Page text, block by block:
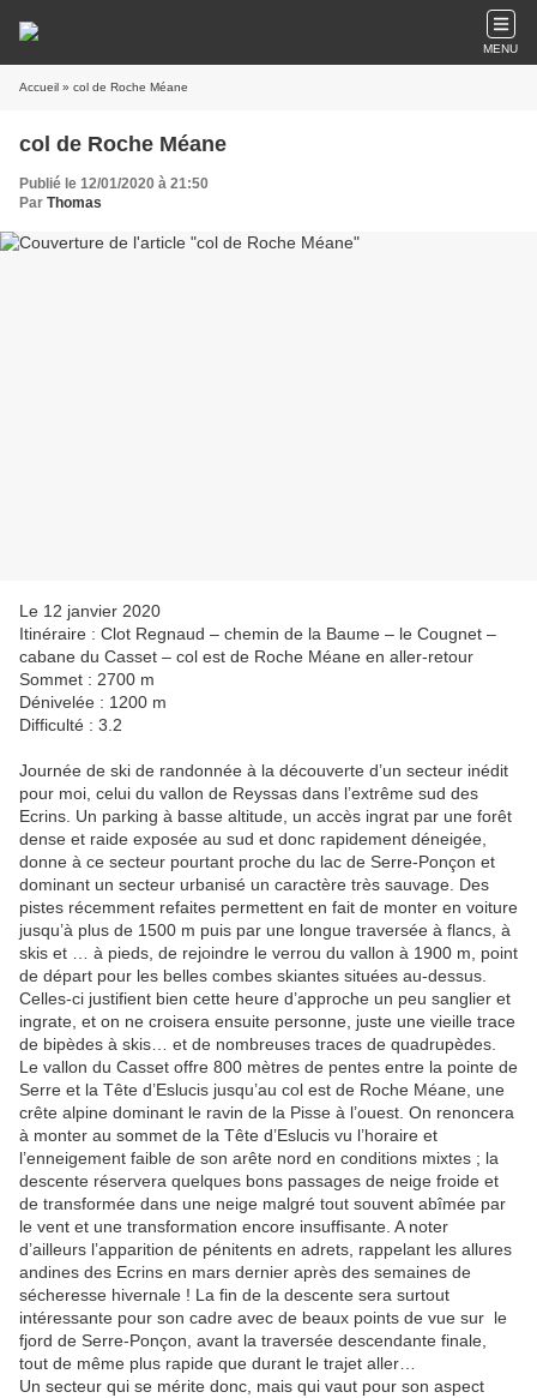
MENU
Accueil » col de Roche Méane
col de Roche Méane
Publié le 12/01/2020 à 21:50
Par Thomas
Le 12 janvier 2020
Itinéraire : Clot Regnaud – chemin de la Baume – le Cougnet –
cabane du Casset – col est de Roche Méane en aller-retour
Sommet : 2700 m
Dénivelée : 1200 m
Difficulté : 3.2
Journée de ski de randonnée à la découverte d’un secteur inédit
pour moi, celui du vallon de Reyssas dans l’extrême sud des
Ecrins. Un parking à basse altitude, un accès ingrat par une forêt
dense et raide exposée au sud et donc rapidement déneigée,
donne à ce secteur pourtant proche du lac de Serre-Ponçon et
dominant un secteur urbanisé un caractère très sauvage. Des
pistes récemment refaites permettent en fait de monter en voiture
jusqu’à plus de 1500 m puis par une longue traversée à flancs, à
skis et … à pieds, de rejoindre le verrou du vallon à 1900 m, point
de départ pour les belles combes skiantes situées au-dessus.
Celles-ci justifient bien cette heure d’approche un peu sanglier et
ingrate, et on ne croisera ensuite personne, juste une vieille trace
de bipèdes à skis… et de nombreuses traces de quadrupèdes.
Le vallon du Casset offre 800 mètres de pentes entre la pointe de
Serre et la Tête d’Eslucis jusqu’au col est de Roche Méane, une
crête alpine dominant le ravin de la Pisse à l’ouest. On renoncera
à monter au sommet de la Tête d’Eslucis vu l’horaire et
l’enneigement faible de son arête nord en conditions mixtes ; la
descente réservera quelques bons passages de neige froide et
de transformée dans une neige malgré tout souvent abîmée par
le vent et une transformation encore insuffisante. A noter
d’ailleurs l’apparition de pénitents en adrets, rappelant les allures
andines des Ecrins en mars dernier après des semaines de
sécheresse hivernale ! La fin de la descente sera surtout
intéressante pour son cadre avec de beaux points de vue sur le
fjord de Serre-Ponçon, avant la traversée descendante finale,
tout de même plus rapide que durant le trajet aller…
Un secteur qui se mérite donc, mais qui vaut pour son aspect